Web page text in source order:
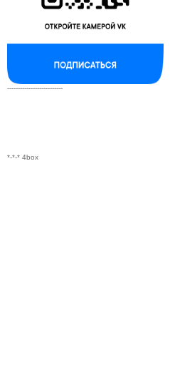
--------------------------
*-*-* 4box